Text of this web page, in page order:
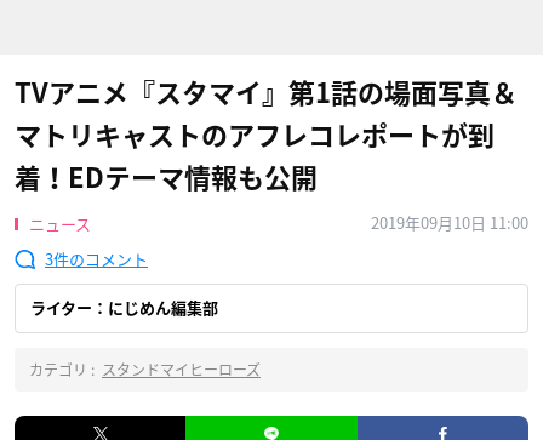
TVアニメ『スタマイ』第1話の場面写真＆
マトリキャストのアフレコレポートが到
着！EDテーマ情報も公開
ニュース
2019年09月10日 11:00
3
ライター：にじめん編集部
カテゴリ : スタンドマイヒーローズ